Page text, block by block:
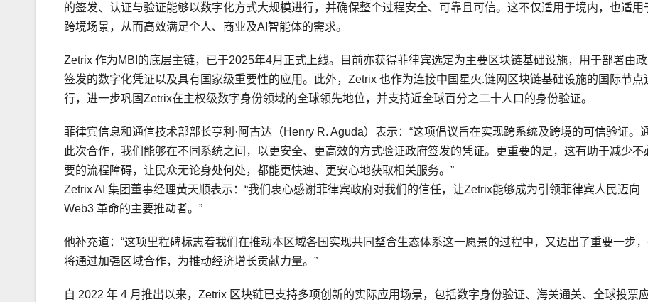
的签发、认证与验证能够以数字化方式大规模进行，并确保整个过程安全、可靠且可信。这不仅适用于境内，也适用
跨境场景，从而高效满足个人、商业及AI智能体的需求。
Zetrix 作为MBI的底层主链，已于2025年4月正式上线。目前亦获得菲律宾选定为主要区块链基础设施，用于部署由
签发的数字化凭证以及具有国家级重要性的应用。此外，Zetrix 也作为连接中国星火.链网区块链基础设施的国际节点
行，进一步巩固Zetrix在主权级数字身份领域的全球领先地位，并支持近全球百分之二十人口的身份验证。
菲律宾信息和通信技术部部长亨利·阿古达（Henry R. Aguda）表示：“这项倡议旨在实现跨系统及跨境的可信验证。
此次合作，我们能够在不同系统之间，以更安全、更高效的方式验证政府签发的凭证。更重要的是，这有助于减少不
要的流程障碍，让民众无论身处何处，都能更快速、更安心地获取相关服务。”
Zetrix AI 集团董事经理黄天顺表示：“我们衷心感谢菲律宾政府对我们的信任，让Zetrix能够成为引领菲律宾人民迈向
Web3 革命的主要推动者。”
他补充道：“这项里程碑标志着我们在推动本区域各国实现共同整合生态体系这一愿景的过程中，又迈出了重要一步
将通过加强区域合作，为推动经济增长贡献力量。”
自 2022 年 4 月推出以来，Zetrix 区块链已支持多项创新的实际应用场景，包括数字身份验证、海关通关、全球投票